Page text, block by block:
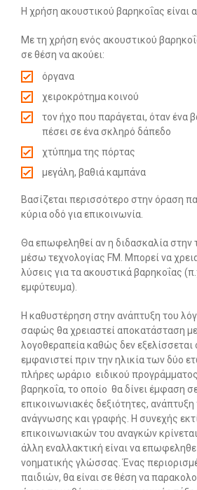
Η χρήση ακουστικού βαρηκοΐας είναι
Με τη χρήση ενός ακουστικού
σε θέση να ακούει:
όργανα
χειροκρότημα κοινού
τον ήχο που παράγεται, όταν ένα
πέσει σε ένα σκληρό δάπεδο
χτύπημα της πόρτας
μεγάλη, βαθιά καμπάνα
Βασίζεται περισσότερο στην όραση
κύρια οδό για επικοινωνία.
Θα επωφεληθεί αν η διδασκαλία στην
μέσω τεχνολογίας FM. Μπορεί να
λύσεις για τα ακουστικά βαρηκοΐας
εμφύτευμα).
Η καθυστέρηση στην ανάπτυξη του
σαφώς θα χρειαστεί αποκατάσταση με
λογοθεραπεία καθώς δεν
εμφανιστεί πριν την ηλικία των δύο
πλήρες ωράριο ειδικού προγράμματος
βαρηκοΐα, το οποίο θα δίνει έμφαση
επικοινωνιακές δεξιότητες, ανάπτυξη
ανάγνωσης και γραφής. Η συνεχής
επικοινωνιακών του αναγκών
άλλη εναλλακτική είναι να
νοηματικής γλώσσας. Ένας
παιδιών, θα είναι σε θέση να